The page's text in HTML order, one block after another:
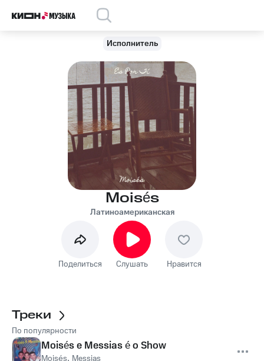
Исполнитель
Moisés
Латиноамериканская
Поделиться Слушать Нравится
Треки
По популярности
Moisés e Messias é o Show
Moisés, Messias